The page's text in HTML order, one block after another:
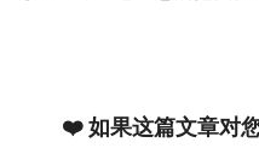
❤️ 如果这篇文章对